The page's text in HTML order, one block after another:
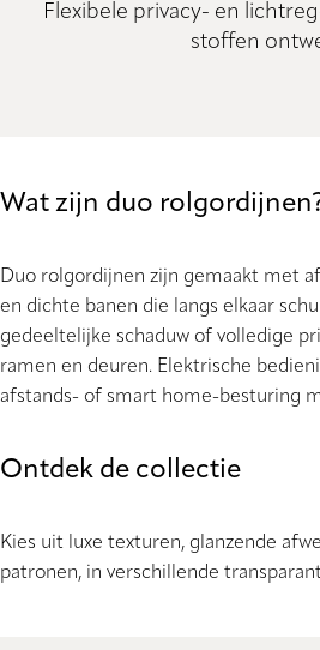
Flexibele privacy- en
stoffen
Wat zijn duo
Duo rolgordijnen zijn gemaakt met
en dichte banen die langs elkaar
gedeeltelijke schaduw of volledige
ramen en deuren. Elektrische
afstands- of smart home-besturing
Ontdek de collectie
Kies uit luxe texturen, glanzende
patronen, in verschillende